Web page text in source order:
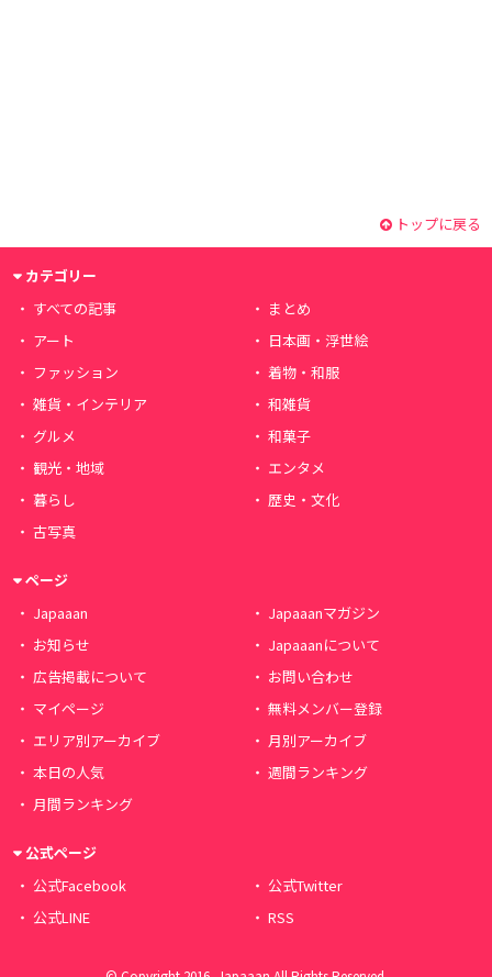
トップに戻る
カテゴリー
すべての記事
まとめ
アート
日本画・浮世絵
ファッション
着物・和服
雑貨・インテリア
和雑貨
グルメ
和菓子
観光・地域
エンタメ
暮らし
歴史・文化
古写真
ページ
Japaaan
Japaaanマガジン
お知らせ
Japaaanについて
広告掲載について
お問い合わせ
マイページ
無料メンバー登録
エリア別アーカイブ
月別アーカイブ
本日の人気
週間ランキング
月間ランキング
公式ページ
公式Facebook
公式Twitter
公式LINE
RSS